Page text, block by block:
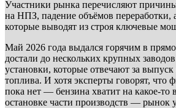
Участники рынка перечисляют
на НПЗ, падение объёмов переработки,
которые выводят из строя ключевые
Май 2026 года выдался горячим в
достали до нескольких крупных
установки, которые отвечают за
топлива. И хотя эксперты говорят, что
пока нет — бензина хватит на какое-то
остановке части производств — рынок